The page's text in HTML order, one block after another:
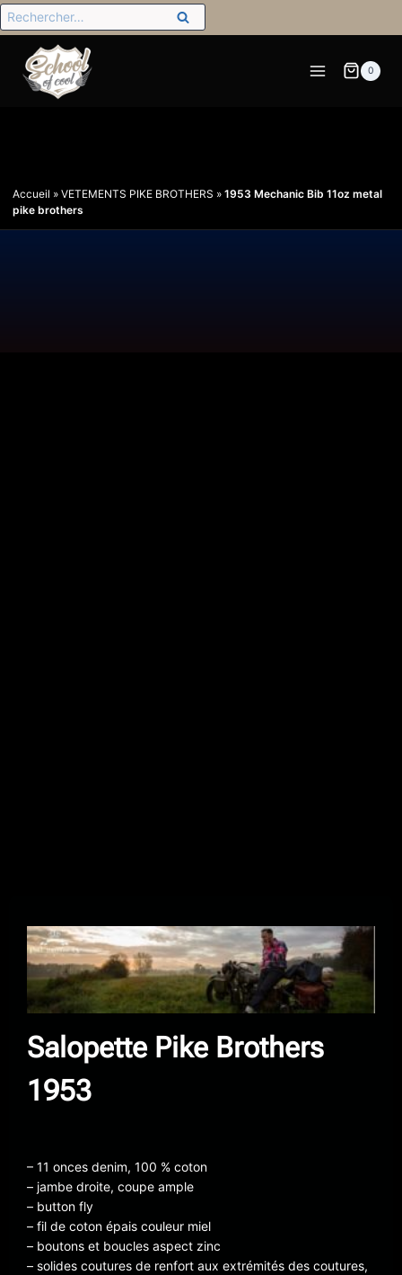
0
Accueil » VETEMENTS PIKE BROTHERS » 1953 Mechanic Bib 11oz metal
pike brothers
Salopette Pike Brothers
1953
– 11 onces denim, 100 % coton
– jambe droite, coupe ample
– button fly
– fil de coton épais couleur miel
– boutons et boucles aspect zinc
– solides coutures de renfort aux extrémités des coutures,